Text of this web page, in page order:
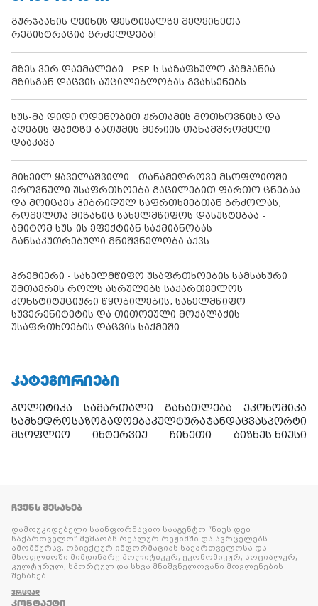
გურჯაანის ღვინის ფესტივალზე მეღვინეთა
რეგისტრაცია გრძელდება!
მზეს ვერ დაემალები - PSP-ს საზაფხულო კამპანია
მზისგან დაცვის აუცილებლობას გვახსენებს
სუს-მა დიდი ოდენობით ქრთამის მოთხოვნისა და
აღების ფაქტზე ბათუმის მერიის თანამშრომელი
დააკავა
მიხეილ ყაველაშვილი - თანამედროვე მსოფლიოში
ეროვნული უსაფრთხოება გაცილებით ფართო ცნებაა
და მოიცავს ჰიბრიდულ საფრთხეებთან ბრძოლას,
რომელთა მიზანიც სახელმწიფოს დასუსტებაა -
ამიტომ სუს-ის ეფექტიან საქმიანობას
განსაკუთრებული მნიშვნელობა აქვს
პრემიერი - სახელმწიფო უსაფრთხოების სამსახური
უმთავრეს როლს ასრულებს საქართველოს
კონსტიტუციური წყობილების, სახელმწიფო
სუვერენიტეტის და თითოეული მოქალაქის
უსაფრთხოების დაცვის საქმეში
ᲙᲐᲢᲔᲒᲝᲠᲘᲔᲑᲘ
პოლიტიკა სამართალი განათლება
ეკონომიკა
სამხედროსაზოგადოებაკულტურაჯანდაცვასპორტი
მსოფლიო
ინტერვიუ ჩინეთი ბიზნეს ნიუსი
ᲩᲕᲔᲜᲡ ᲨᲔᲡᲐᲮᲔᲑ
დამოუკიდებელი საინფორმაციო სააგენტო “ნიუს დეი
საქართველო” მუშაობს რეალურ რეჟიმში და ავრცელებს
ამომწურავ, ობიექტურ ინფორმაციას საქართველოსა და
მსოფლიოში მიმდინარე პოლიტიკურ, ეკონომიკურ, სოციალურ,
კულტურულ, სპორტულ და სხვა მნიშვნელოვანი მოვლენების
შესახებ.
ᲕᲠᲪᲚᲐᲓ